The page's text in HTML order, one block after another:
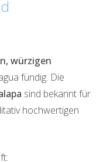
würzigen
fündig. Die
sind bekannt für
hochwertigen